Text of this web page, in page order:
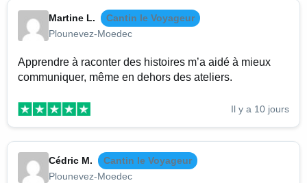
Martine L.
Cantin le Voyageur
Plounevez-Moedec
Apprendre à raconter des histoires m’a aidé à mieux
communiquer, même en dehors des ateliers.
Il y a 10 jours
Cédric M.
Cantin le Voyageur
Plounevez-Moedec